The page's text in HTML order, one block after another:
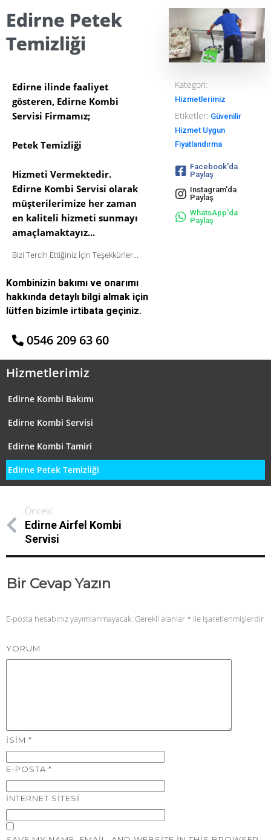
Edirne Petek
Temizliği
Edirne ilinde faaliyet
gösteren, Edirne Kombi
Servisi Firmamız;
Petek Temizliği
Hizmeti Vermektedir.
Edirne Kombi Servisi olarak
müşterilerimize her zaman
en kaliteli hizmeti sunmayı
amaçlamaktayız...
Bizi Tercih Ettiğiniz İçin Teşekkürler...
Kombinizin bakımı ve onarımı
hakkında detaylı bilgi almak için
lütfen bizimle irtibata geçiniz.
0546 209 63 60
Kategori:
Hizmetlerimiz
Etiketler: Güvenilir
Hizmet Uygun
Fiyatlandırma
Facebook'da
Paylaş
Instagram'da
Paylaş
WhatsApp'da
Paylaş
Hizmetlerimiz
Edirne Kombi Bakımı
Edirne Kombi Servisi
Edirne Kombi Tamiri
Edirne Petek Temizliği
Önceki
Edirne Airfel Kombi
Servisi
Bir Cevap Yazın
E-posta hesabınız yayımlanmayacak. Gerekli alanlar* ile işaretlenmişlerdir
YORUM
İSIM *
E-POSTA *
İNTERNET SITESI